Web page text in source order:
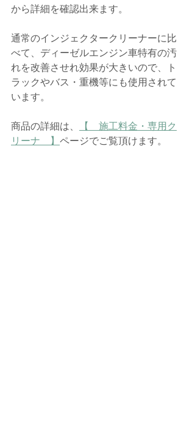
から詳細を確認出来ます。
通常のインジェクタークリーナーに比
べて、ディーゼルエンジン車特有の汚
れを改善させれ効果が大きいので、ト
ラックやバス・重機等にも使用されて
います。
商品の詳細は、
【　施工料金・専用ク
リーナ　】 ページでご覧頂けます。